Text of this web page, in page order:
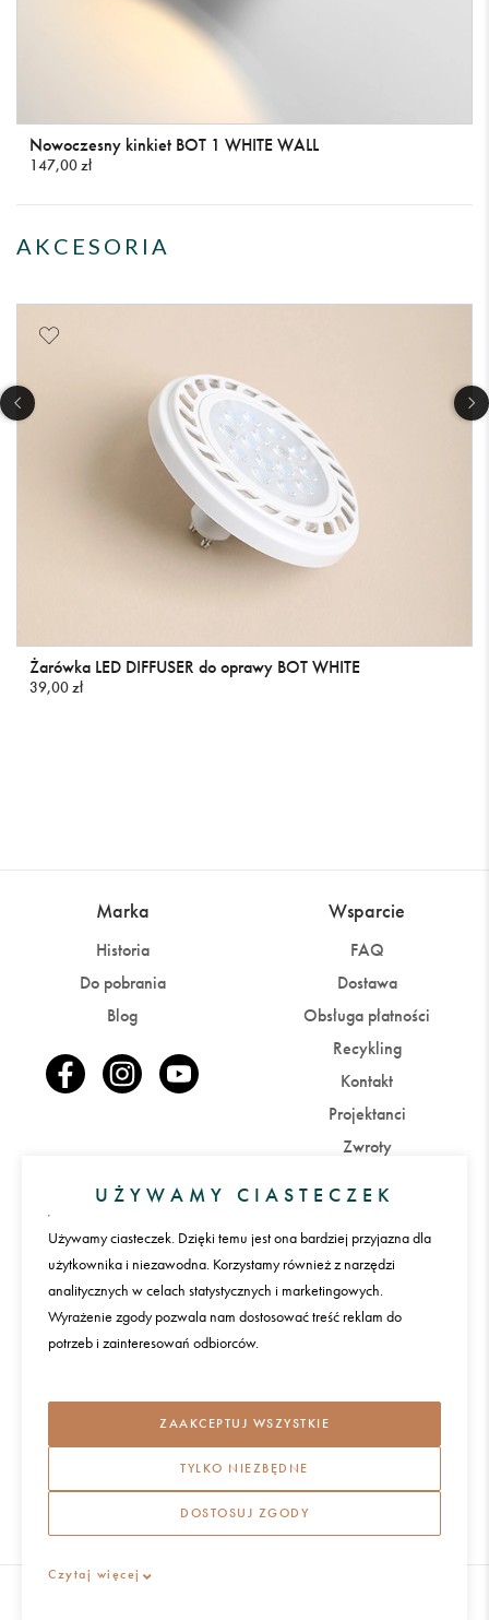
Nowoczesny kinkiet BOT 1 WHITE WALL
147,00 zł
AKCESORIA
Żarówka LED DIFFUSER do oprawy BOT WHITE
39,00 zł
Marka
Historia
Do pobrania
Blog
Wsparcie
FAQ
Dostawa
Obsługa płatności
Recykling
Kontakt
Projektanci
Zwroty
Zaloguj się Załóż konto
Płatności
Język
Międzynarodowa dostawa
REGULAMIN I POLITYKA PRYWATNOŚCI
UŻYWAMY CIASTECZEK
Używamy ciasteczek. Dzięki temu jest ona bardziej przyjazna dla
użytkownika i niezawodna. Korzystamy również z narzędzi
analitycznych w celach statystycznych i marketingowych.
Wyrażenie zgody pozwala nam dostosować treść reklam do
potrzeb i zainteresowań odbiorców.
ZAAKCEPTUJ WSZYSTKIE
TYLKO NIEZBĘDNE
DOSTOSUJ ZGODY
Czytaj więcej